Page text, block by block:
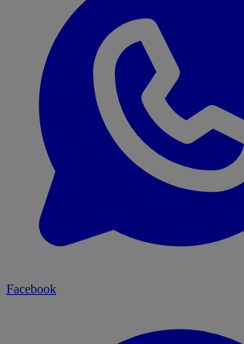
Facebook